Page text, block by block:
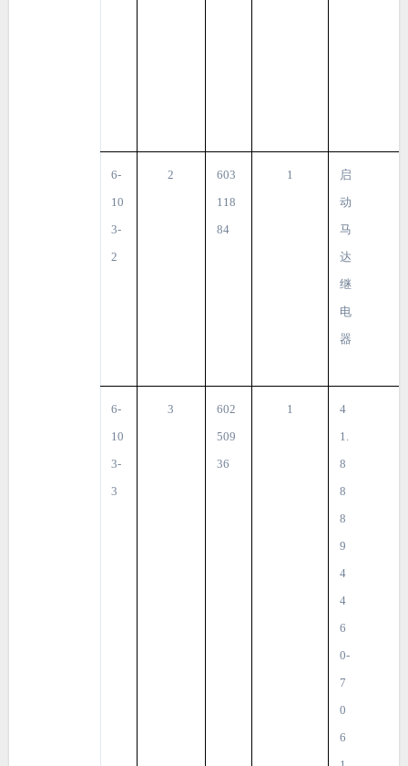
6-
10
3-
2
2
603
118
84
1
启
动
马
达
继
电
器
6-
10
3-
3
3
602
509
36
1
4
1.
8
8
8
9
4
4
6
0-
7
0
6